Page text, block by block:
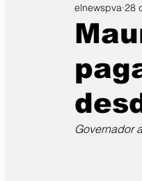
Esporteelnewspva 28
Governador